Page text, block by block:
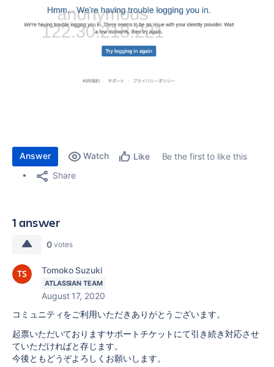
Answer Watch Like
Be the first to like this
Share
1 answer
0 votes
Tomoko Suzuki
ATLASSIAN TEAM
August 17, 2020
コミュニティをご利用いただきありがとうございます。
起票いただいておりますサポートチケットにて引き続き対応させ
ていただければと存じます。
今後ともどうぞよろしくお願いします。